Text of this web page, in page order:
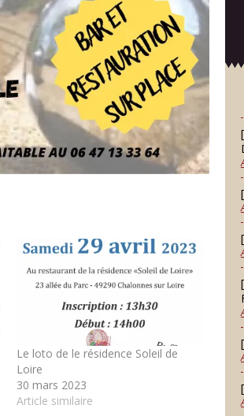
Le loto de le résidence Soleil de
Loire
30 mars 2023
Article similaire